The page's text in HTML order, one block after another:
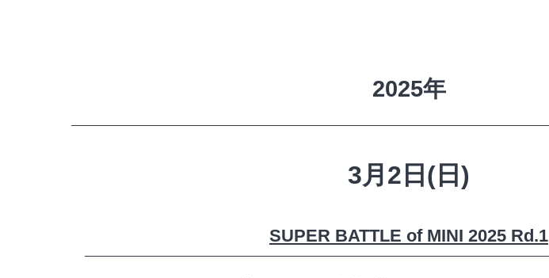
2025年
3月2日(日)
SUPER BATTLE of MINI 2025 Rd.1